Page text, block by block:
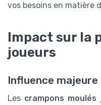
vos besoins en matière
Impact sur la
joueurs
Influence
Les crampons moulés